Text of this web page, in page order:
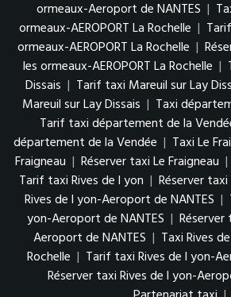
ormeaux-Aeroport de NANTES |
ormeaux-AEROPORT La Rochelle |
ormeaux-AEROPORT La Rochelle |
les ormeaux-AEROPORT La Rochelle |
Dissais | Tarif taxi Mareuil sur Lay
Mareuil sur Lay Dissais | Taxi
Tarif taxi département de la
département de la Vendée | Taxi Le
Fraigneau | Réserver taxi Le Fraigneau |
Tarif taxi Rives de l yon | Réserver
Rives de l yon-Aeroport de NANTES |
yon-Aeroport de NANTES |
Aeroport de NANTES | Taxi Rives
Rochelle | Tarif taxi Rives de l yon-
Réserver taxi Rives de l yon-